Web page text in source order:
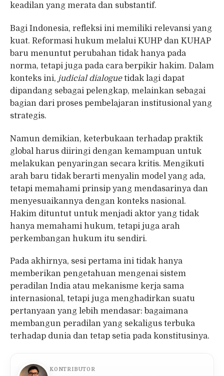
keadilan yang merata dan substantif.
Bagi Indonesia, refleksi ini memiliki relevansi yang
kuat. Reformasi hukum melalui KUHP dan KUHAP
baru menuntut perubahan tidak hanya pada
norma, tetapi juga pada cara berpikir hakim. Dalam
konteks ini, judicial dialoguetidak lagi dapat
dipandang sebagai pelengkap, melainkan sebagai
bagian dari proses pembelajaran institusional yang
strategis.
Namun demikian, keterbukaan terhadap praktik
global harus diiringi dengan kemampuan untuk
melakukan penyaringan secara kritis. Mengikuti
arah baru tidak berarti menyalin model yang ada,
tetapi memahami prinsip yang mendasarinya dan
menyesuaikannya dengan konteks nasional.
Hakim dituntut untuk menjadi aktor yang tidak
hanya memahami hukum, tetapi juga arah
perkembangan hukum itu sendiri.
Pada akhirnya, sesi pertama ini tidak hanya
memberikan pengetahuan mengenai sistem
peradilan India atau mekanisme kerja sama
internasional, tetapi juga menghadirkan suatu
pertanyaan yang lebih mendasar: bagaimana
membangun peradilan yang sekaligus terbuka
terhadap dunia dan tetap setia pada konstitusinya.
KONTRIBUTOR